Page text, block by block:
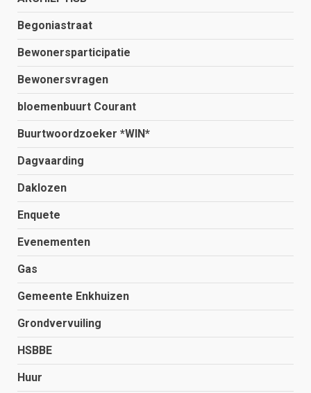
Begoniastraat
Bewonersparticipatie
Bewonersvragen
bloemenbuurt Courant
Buurtwoordzoeker *WIN*
Dagvaarding
Daklozen
Enquete
Evenementen
Gas
Gemeente Enkhuizen
Grondvervuiling
HSBBE
Huur